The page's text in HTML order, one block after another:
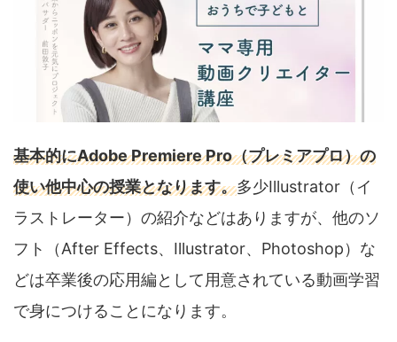
基本的にAdobe Premiere Pro（プレミアプロ）の
使い他中心の授業となります。多少Illustrator（イ
ラストレーター）の紹介などはありますが、他のソ
フト（After Effects、Illustrator、Photoshop）な
どは卒業後の応用編として用意されている動画学習
で身につけることになります。